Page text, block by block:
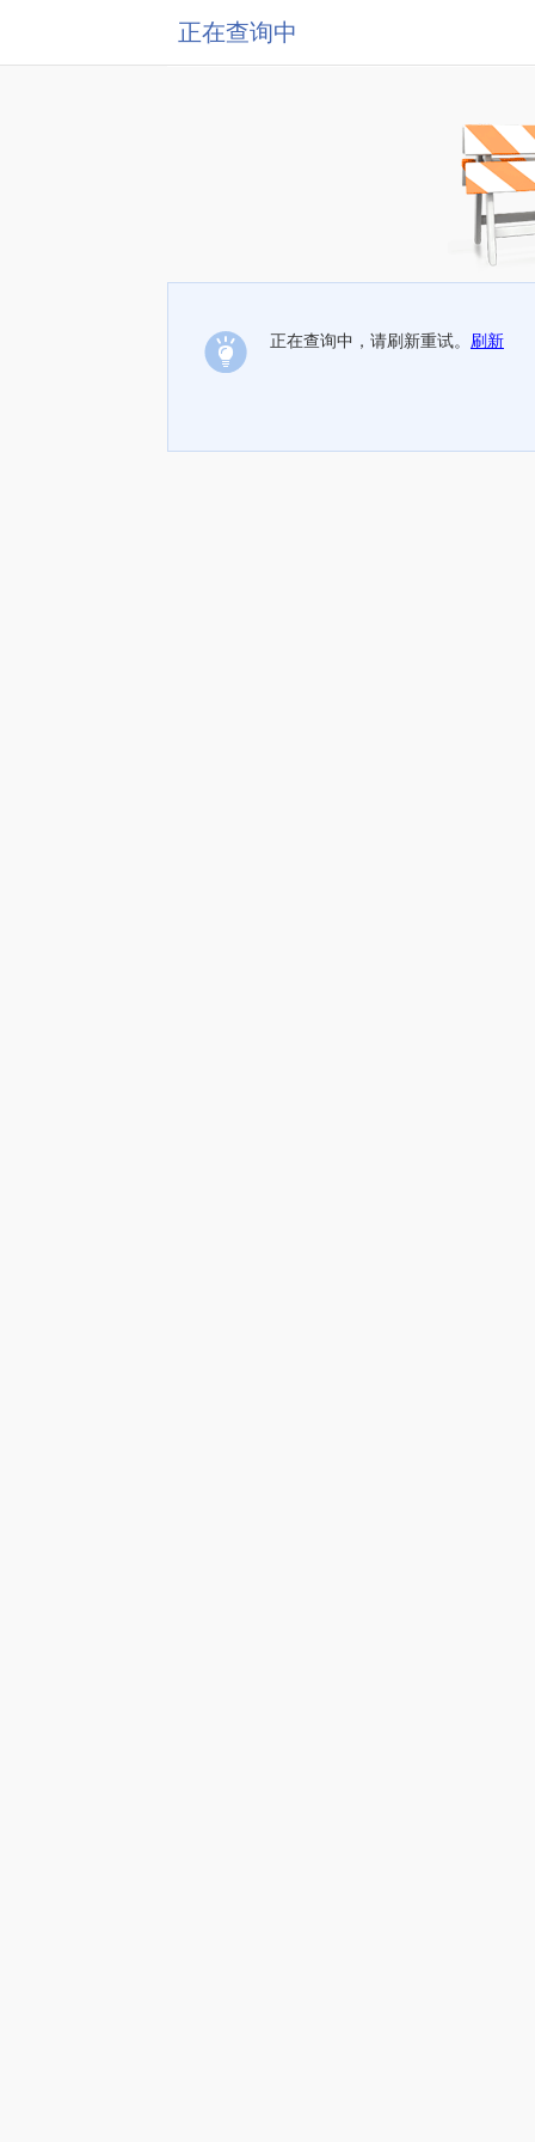
正在查询中
正在查询中，请刷新重试。 刷新